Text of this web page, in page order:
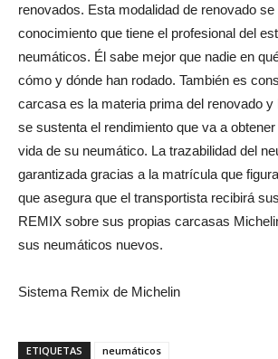
renovados. Esta modalidad de renovado se
conocimiento que tiene el profesional del
neumáticos. Él sabe mejor que nadie en
cómo y dónde han rodado. También es
carcasa es la materia prima del renovado y
se sustenta el rendimiento que va a
vida de su neumático. La trazabilidad del
garantizada gracias a la matrícula que
que asegura que el transportista recibirá
REMIX sobre sus propias carcasas
sus neumáticos nuevos.
Sistema Remix de Michelin
ETIQUETAS neumáticos